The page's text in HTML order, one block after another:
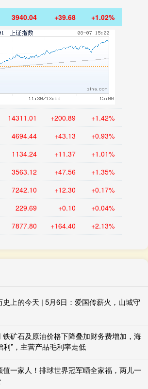
3940.04 +39.68 +1.02%
14311.01 +200.89 +1.42%
4694.44 +43.13 +0.93%
1134.24 +11.37 +1.01%
3563.12 +47.56 +1.35%
7242.10 +12.30 +0.17%
229.69 +0.10 +0.04%
7877.80 +164.40 +2.13%
上的今天 | 5月6日：爱国传薪火，山城守
铁矿石及原油价格下降叠加财务费增加，海
利”，主营产品毛利率走低
一家人！排球世界冠军晒全家福，两儿一